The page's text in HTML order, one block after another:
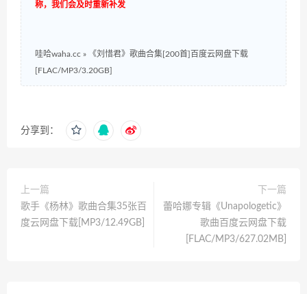
称，我们会及时重新补发
哇哈waha.cc »
《刘惜君》歌曲合集[200首]百度云网盘下载
[FLAC/MP3/3.20GB]
分享到：
上一篇
歌手《杨林》歌曲合集35张百
度云网盘下载[MP3/12.49GB]
下一篇
蕾哈娜专辑《Unapologetic》
歌曲百度云网盘下载
[FLAC/MP3/627.02MB]